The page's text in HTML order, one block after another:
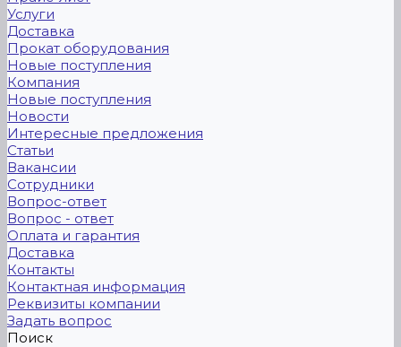
Услуги
Доставка
Прокат оборудования
Новые поступления
Компания
Новые поступления
Новости
Интересные предложения
Статьи
Вакансии
Сотрудники
Вопрос-ответ
Вопрос - ответ
Оплата и гарантия
Доставка
Контакты
Контактная информация
Реквизиты компании
Задать вопрос
Поиск